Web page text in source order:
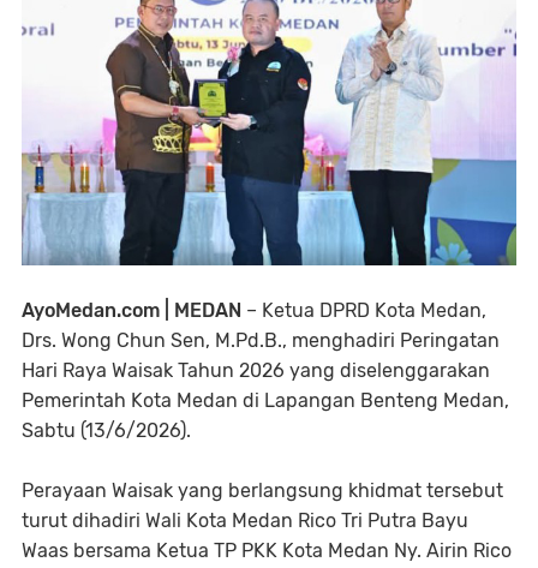
AyoMedan.com | MEDAN – Ketua DPRD Kota Medan,
Drs. Wong Chun Sen, M.Pd.B., menghadiri Peringatan
Hari Raya Waisak Tahun 2026 yang diselenggarakan
Pemerintah Kota Medan di Lapangan Benteng Medan,
Sabtu (13/6/2026).
Perayaan Waisak yang berlangsung khidmat tersebut
turut dihadiri Wali Kota Medan Rico Tri Putra Bayu
Waas bersama Ketua TP PKK Kota Medan Ny. Airin Rico